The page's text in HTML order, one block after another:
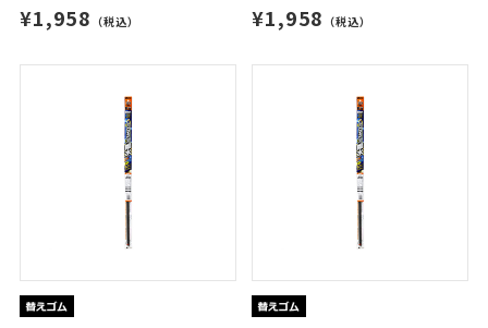
¥1,958 （税込） ¥1,958 （税込）